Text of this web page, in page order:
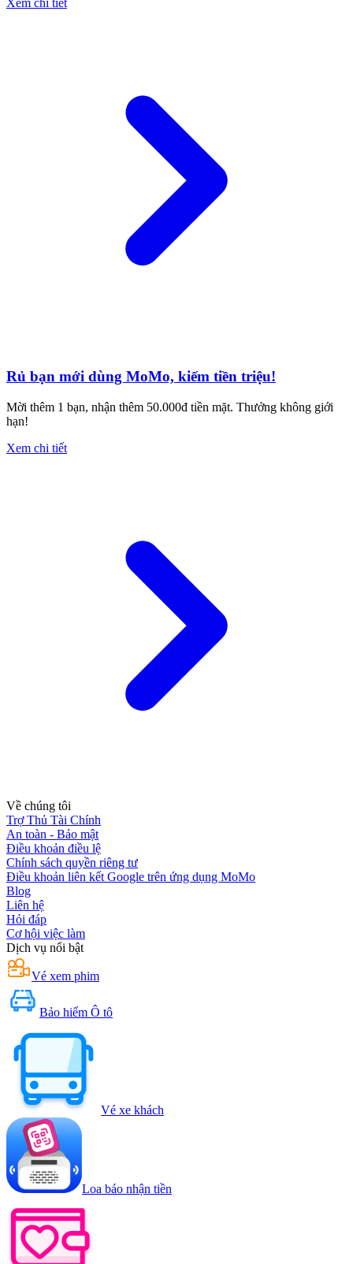
Rủ bạn mới dùng MoMo, kiếm tiền triệu!
Mời thêm 1 bạn, nhận thêm 50.000đ tiền mặt. Thưởng không giới
hạn!
Xem chi tiết
Về chúng tôi
Trợ Thủ Tài Chính
An toàn - Bảo mật
Điều khoản điều lệ
Chính sách quyền riêng tư
Điều khoản liên kết Google trên ứng dụng MoMo
Blog
Liên hệ
Hỏi đáp
Cơ hội việc làm
Dịch vụ nổi bật
Vé xem phim
Bảo hiểm Ô tô
Vé xe khách
Loa báo nhận tiền